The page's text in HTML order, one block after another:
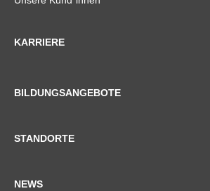
KARRIERE
BILDUNGSANGEBOTE
STANDORTE
NEWS